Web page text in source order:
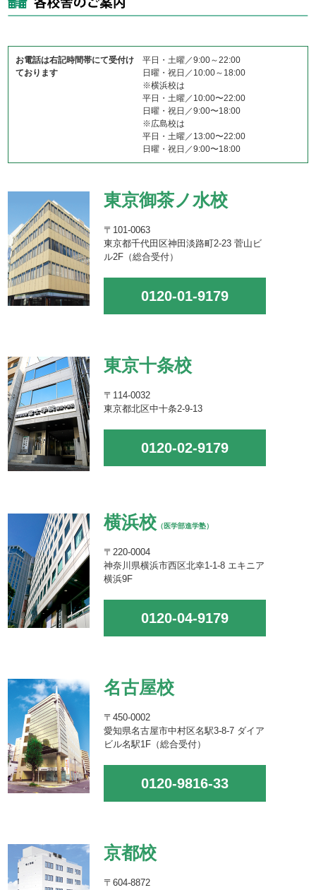
お電話は右記時間帯にて受付け
ております
平日・土曜／9:00～22:00
日曜・祝日／10:00～18:00
※横浜校は
平日・土曜／10:00〜22:00
日曜・祝日／9:00〜18:00
※広島校は
平日・土曜／13:00〜22:00
日曜・祝日／9:00〜18:00
東京御茶ノ水校
〒101-0063
東京都千代田区神田淡路町2-23 菅山ビ
ル2F（総合受付）
0120-01-9179
東京十条校
〒114-0032
東京都北区中十条2-9-13
0120-02-9179
横浜校 （医学部進学塾）
〒220-0004
神奈川県横浜市西区北幸1-1-8 エキニア
横浜9F
0120-04-9179
名古屋校
〒450-0002
愛知県名古屋市中村区名駅3-8-7 ダイア
ビル名駅1F（総合受付）
0120-9816-33
京都校
〒604-8872